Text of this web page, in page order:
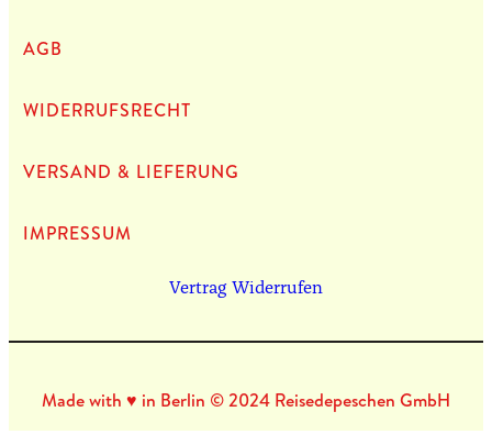
AGB
WIDERRUFSRECHT
VERSAND & LIEFERUNG
IMPRES­SUM
Vertrag Widerrufen
Made with ♥ in Berlin © 2024 Reisedepeschen GmbH